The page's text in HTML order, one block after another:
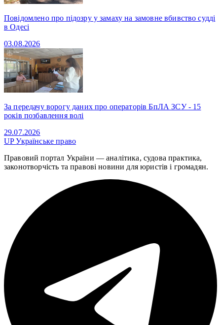
Повідомлено про підозру у замаху на замовне вбивство судді
в Одесі
03.08.2026
За передачу ворогу даних про операторів БпЛА ЗСУ - 15
років позбавлення волі
29.07.2026
UPУкраїнське право
Правовий портал України — аналітика, судова практика,
законотворчість та правові новини для юристів і громадян.